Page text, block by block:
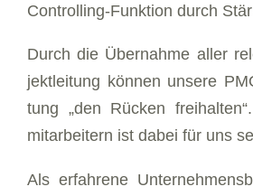
Con­trol­ling-Funk­ti­on durch
Durch die Über­nah­me al­ler
jekt­lei­tung kön­nen un­se­re
tung „den Rü­cken
mitarbeitern ist da­bei für uns
Als er­fah­re­ne